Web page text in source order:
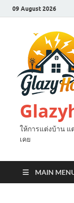
09 August 2026
ให้การแต่งบ้าน แ
เคย
MAIN